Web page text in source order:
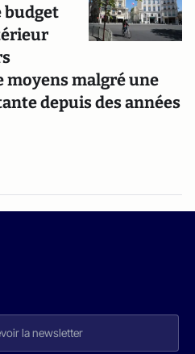
budget
malgré une
depuis des années